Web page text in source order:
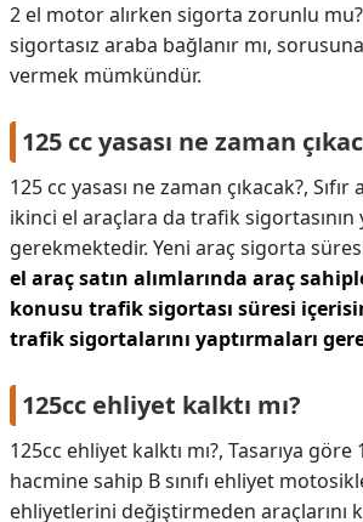
2 el motor alırken sigorta zorunlu
sigortasız araba bağlanır mı,
vermek mümkündür.
125 cc yasası ne zaman
125 cc yasası ne zaman çıkacak?, Sıfır
ikinci el araçlara da trafik sigortasının
gerekmektedir. Yeni araç sigorta
el araç satın alımlarında araç
konusu trafik sigortası süresi
trafik sigortalarını yaptırmaları
125cc ehliyet kalktı mı?
125cc ehliyet kalktı mı?, Tasarıya göre
hacmine sahip B sınıfı ehliyet
ehliyetlerini değiştirmeden araçlarını